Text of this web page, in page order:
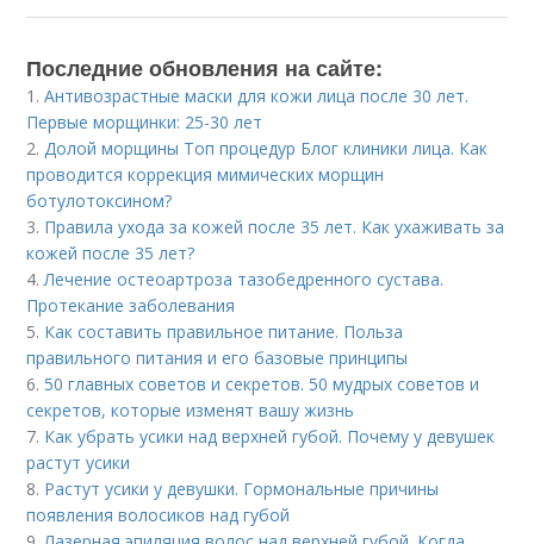
Последние обновления на сайте:
1.Антивозрастные маски для кожи лица после 30 лет.
Первые морщинки: 25-30 лет
2.Долой морщины Топ процедур Блог клиники лица. Как
проводится коррекция мимических морщин
ботулотоксином?
3. Правила ухода за кожей после 35 лет. Как ухаживать за
кожей после 35 лет?
4.Лечение остеоартроза тазобедренного сустава.
Протекание заболевания
5. Как составить правильное питание. Польза
правильного питания и его базовые принципы
6. 50 главных советов и секретов. 50 мудрых советов и
секретов, которые изменят вашу жизнь
7. Как убрать усики над верхней губой. Почему у девушек
растут усики
8. Растут усики у девушки. Гормональные причины
появления волосиков над губой